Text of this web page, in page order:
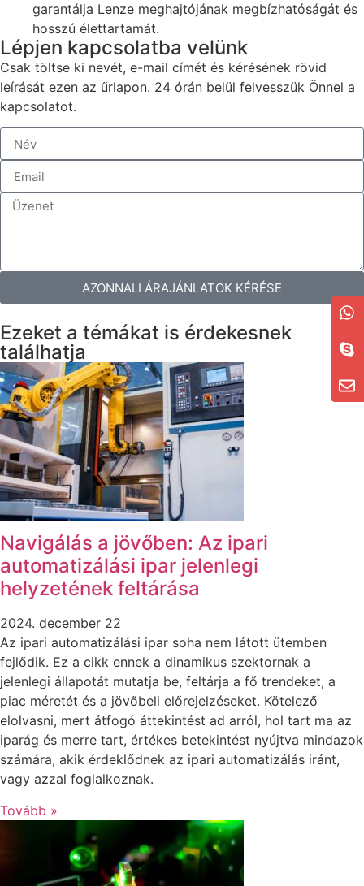
garantálja Lenze meghajtójának megbízhatóságát és
hosszú élettartamát.
Lépjen kapcsolatba velünk
Csak töltse ki nevét, e-mail címét és kérésének rövid
leírását ezen az űrlapon. 24 órán belül felvesszük Önnel a
kapcsolatot.
AZONNALI ÁRAJÁNLATOK KÉRÉSE
Ezeket a témákat is érdekesnek
találhatja
Navigálás a jövőben: Az ipari
automatizálási ipar jelenlegi
helyzetének feltárása
2024. december 22
Az ipari automatizálási ipar soha nem látott ütemben
fejlődik. Ez a cikk ennek a dinamikus szektornak a
jelenlegi állapotát mutatja be, feltárja a fő trendeket, a
piac méretét és a jövőbeli előrejelzéseket. Kötelező
elolvasni, mert átfogó áttekintést ad arról, hol tart ma az
iparág és merre tart, értékes betekintést nyújtva mindazok
számára, akik érdeklődnek az ipari automatizálás iránt,
vagy azzal foglalkoznak.
Tovább »